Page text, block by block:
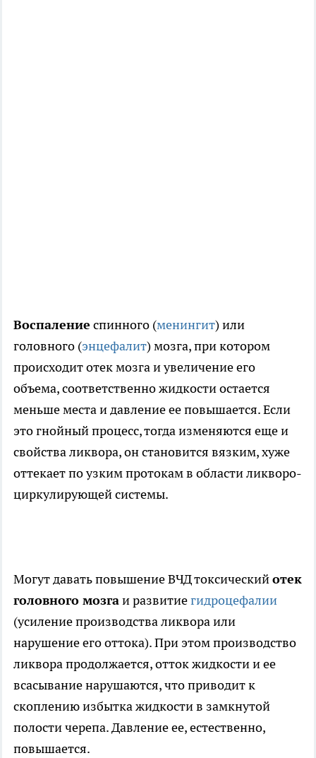
Воспаление спинного (менингит) или
головного (энцефалит) мозга, при котором
происходит отек мозга и увеличение его
объема, соответственно жидкости остается
меньше места и давление ее повышается. Если
это гнойный процесс, тогда изменяются еще и
свойства ликвора, он становится вязким, хуже
оттекает по узким протокам в области ликворо-
циркулирующей системы.
Могут давать повышение ВЧД токсическийотек
головного мозгаи развитиегидроцефалии
(усиление производства ликвора или
нарушение его оттока). При этом производство
ликвора продолжается, отток жидкости и ее
всасывание нарушаются, что приводит к
скоплению избытка жидкости в замкнутой
полости черепа. Давление ее, естественно,
повышается.